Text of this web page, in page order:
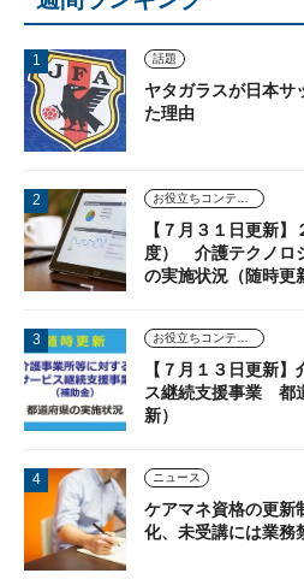
話題
ヤタガラスが日本サ
た理由
【７月３１日更新
度） 介護テクノロ
の実施状況（随時更
【７月１３日更新
ス継続支援事業 都
新）
ニュース
ケアマネ資格の更
化、未受講には業務